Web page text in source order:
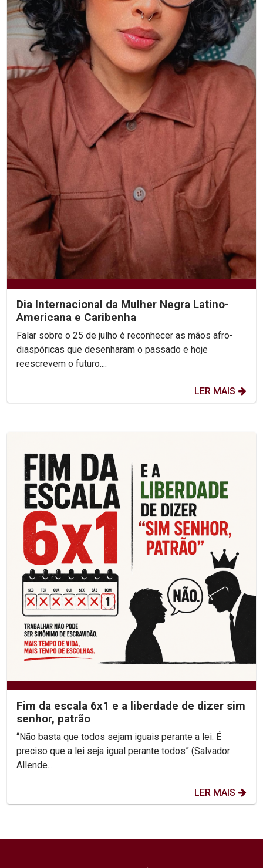
Dia Internacional da Mulher Negra Latino-
Americana e Caribenha
Falar sobre o 25 de julho é reconhecer as mãos afro-
diaspóricas que desenharam o passado e hoje
reescrevem o futuro....
LER MAIS
Fim da escala 6x1 e a liberdade de dizer sim
senhor, patrão
“Não basta que todos sejam iguais perante a lei. É
preciso que a lei seja igual perante todos” (Salvador
Allende...
LER MAIS